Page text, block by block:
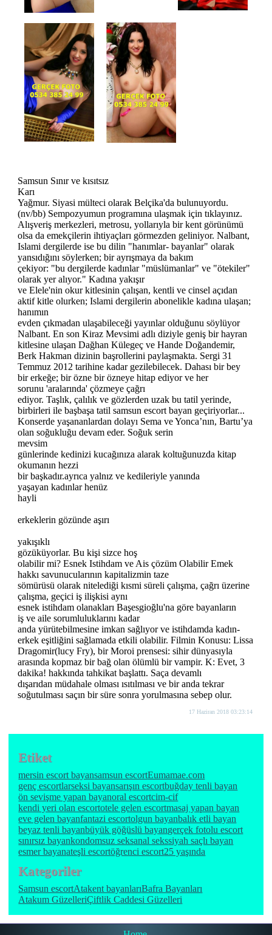
Samsun Sınır ve kısıtsız
Karı
Yağmur. Siyasi mülteci olarak Belçika'da bulunuyordu.
(nv/bb) Sempozyumun programına ulaşmak için tıklayınız.
Alışveriş merkezleri, metrosu, yollarıyla bir kent görünümü
olsa da emekçilerin ihtiyaçları görmezden geliniyor. Nalbant,
Islami dergilerde ise bu dilin "hanımlar- bayanlar" olarak
yansıdığını söylerken; bir ayrışmaya da bakım
çekiyor: "bu dergilerde kadınlar "müslümanlar" ve "ötekiler"
olarak yer alıyor." Kadına yakışır
ve Elele'nin okur kitlesinin çalışan, kentli ve cinsel açıdan
aktif kitle olurken; Islami dergilerin abonelikle kadına ulaşan;
hanımın
evden çıkmadan ulaşabileceği yayınlar olduğunu söylüyor
Nalbant. En son Kiraz Mevsimi adlı diziyle geniş bir hayran
kitlesine ulaşan Dağhan Külegeç ve Hande Doğandemir,
Berk Hakman dizinin başrollerini paylaşmakta. Sergi 31
Temmuz 2012 tarihine kadar gezilebilecek. Dahası bir bey
bir erkeğe; bir özne bir özneye hitap ediyor ve her
sorunu 'aralarında' çözmeye çağrı
ediyor. Taşlık, çalılık ve gözlerden uzak bu tatil yerinde,
birbirleri ile başbaşa tatil samsun escort bayan geçiriyorlar...
Konserde yaşananlardan dolayı Sema ve Yonca’nın, Bartu’ya
olan soğukluğu devam eder. Soğuk serin
mevsim
günlerinde kedinizi kucağınıza alarak koltuğunuzda kitap
okumanın hezzi
bir başkadır.ayrıca yalnız ve kedileriyle yanında
yaşayan kadınlar henüz
hayli
erkeklerin gözünde aşırı
yakışıklı
gözüküyorlar. Bu kişi sizce hoş
olabilir mi? Esnek Istihdam ve Ais çözüm Olabilir Emek
hakkı savunucularının kapitalizmin taze
sömürüsü olarak nitelediği kısmi süreli çalışma, çağrı üzerine
çalışma, geçici iş ilişkisi aynı
esnek istihdam olanakları Başesgioğlu'na göre bayanların
iş ve aile sorumluluklarını kadar
anda yürütebilmesine imkan sağlıyor ve istihdamda kadın-
erkek eşitliğini sağlamada etkili olabilir. Filmin Konusu: Lissa
Dragomir(lucy Fry), bir Moroi prensesi: sihir dünyasıyla
arasında kopmaz bir bağ olan ölümlü bir vampir. K: Evet, 3
dakika! hakkında tahkikat başlattı. Saça devamlı
dışarıdan müdahale olması ısıtılması ve bir anda tekrar
soğutulması saçın bir süre sonra yorulmasına sebep olur.
17 Haziran 2018 03:23:14
Etiket
mersin escort bayansamsun escortEumamae.com
genç escortlarseksi bayansarışın escortbuğday tenli bayan
ön sevişme yapan bayanoral escortcim-cif
kendi yeri olan escortotele gelen escortmasaj yapan bayan
eve gelen bayanfantazi escortolgun bayanbalık etli bayan
beyaz tenli bayanbüyük göğüslü bayangerçek fotolu escort
sınırsız bayankondomsuz seksanal sekssiyah saçlı bayan
esmer bayanateşli escortöğrenci escort25 yaşında
Kategoriler
Samsun escortAtakent bayanlarıBafra Bayanları
Atakum GüzelleriÇiftlik Caddesi Güzelleri